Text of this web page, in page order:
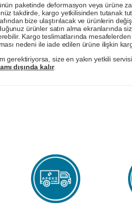
paketinde deformasyon veya ürüne
takdirde, kargo yetkilisinden tutanak
bize ulaştırılacak ve ürünlerin
ürünler satın alma ekranlarında
Kargo teslimatlarında
nedeni ile iade edilen ürüne ilişkin
gerektiriyorsa, size en yakın yetkili
dışında kalır.